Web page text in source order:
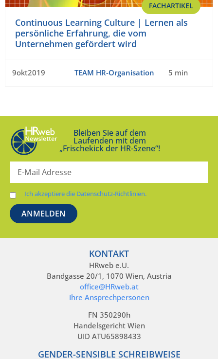
FACHARTIKEL
Continuous Learning Culture | Lernen als
persönliche Erfahrung, die vom
Unternehmen gefördert wird
9okt2019 TEAM HR-Organisation 5 min
Bleiben Sie auf dem
Laufenden mit dem
„Frischekick der HR-Szene“!
Ich akzeptiere die Datenschutz-Richtlinien.
KONTAKT
HRweb e.U.
Bandgasse 20/1, 1070 Wien, Austria
office@HRweb.at
Ihre Ansprechpersonen
FN 350290h
Handelsgericht Wien
UID ATU65898433
GENDER-SENSIBLE SCHREIBWEISE